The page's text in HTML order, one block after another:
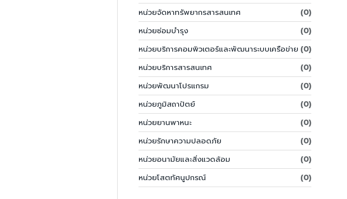
หน่วยจัดหาทรัพยากรสารสนเทศ
(0)
หน่วยซ่อมบำรุง
(0)
หน่วยบริการคอมพิวเตอร์และพัฒนาระบบเครือข่าย (0)
หน่วยบริการสารสนเทศ
(0)
หน่วยพัฒนาโปรแกรม
(0)
หน่วยภูมิสถาปัตย์
(0)
หน่วยยานพาหนะ
(0)
หน่วยรักษาความปลอดภัย
(0)
หน่วยอนามัยและสิ่งแวดล้อม
(0)
หน่วยโสตทัศนูปกรณ์
(0)